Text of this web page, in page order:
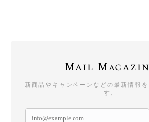
Mail
新商品やキャンペーンなどの最新情報を
す。